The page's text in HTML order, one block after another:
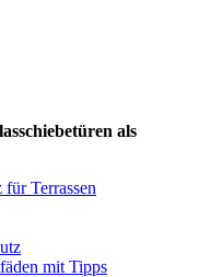
als
Terrassen
mit Tipps